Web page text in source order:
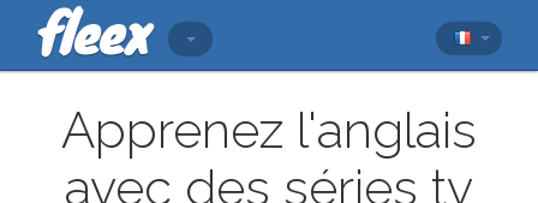
Apprenez l'anglais
avec des séries tv